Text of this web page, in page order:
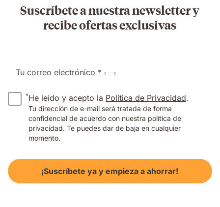
Suscríbete a nuestra newsletter y
recibe ofertas exclusivas
Tu correo electrónico *
*He leído y acepto la Política de Privacidad.
Tu dirección de e-mail será tratada de forma
confidencial de acuerdo con nuestra política de
privacidad. Te puedes dar de baja en cualquier
momento.
¡Suscríbete ya y empieza a ahorrar!